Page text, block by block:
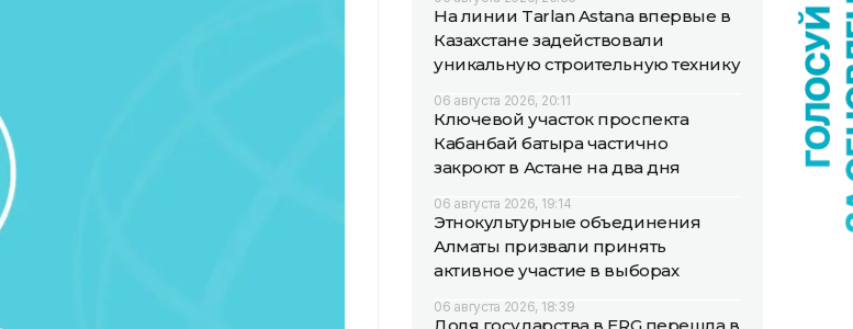
На линии Tarlan Astana впервые в
Казахстане задействовали
уникальную строительную технику
06 августа 2026, 20:11
Ключевой участок проспекта
Кабанбай батыра частично
закроют в Астане на два дня
06 августа 2026, 19:14
Этнокультурные объединения
Алматы призвали принять
активное участие в выборах
06 августа 2026, 18:39